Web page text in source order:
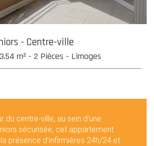
- Centre-ville
m² - 2 Pièces - Limoges
du centre-ville, au sein d’une
sécurisée, cet appartement
présence d’infirmières 24h/24 et